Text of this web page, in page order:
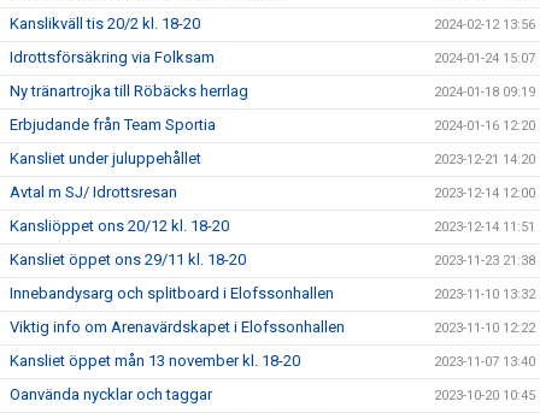
Kanslikväll tis 20/2 kl. 18-20 2024-02-12 13:56
Idrottsförsäkring via Folksam 2024-01-24 15:07
Ny tränartrojka till Röbäcks herrlag 2024-01-18 09:19
Erbjudande från Team Sportia 2024-01-16 12:20
Kansliet under juluppehållet 2023-12-21 14:20
Avtal m SJ/ Idrottsresan 2023-12-14 12:00
Kansliöppet ons 20/12 kl. 18-20 2023-12-14 11:51
Kansliet öppet ons 29/11 kl. 18-20 2023-11-23 21:38
Innebandysarg och splitboard i Elofssonhallen 2023-11-10 13:32
Viktig info om Arenavärdskapet i Elofssonhallen 2023-11-10 12:22
Kansliet öppet mån 13 november kl. 18-20 2023-11-07 13:40
Oanvända nycklar och taggar 2023-10-20 10:45